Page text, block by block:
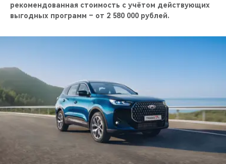
НОВИНКИ
БЛАГОТВОРИТЕЛЬНОСТЬ
CHERY И СПОРТ
НАШИ МЕРОПРИЯТИЯ
ВИДЕООБЗОРЫ
CHERY ДЛЯ ДЕТЕЙ
рекомендованная стоимость с учётом действующих
выгодных программ – от 2 580 000 рублей.